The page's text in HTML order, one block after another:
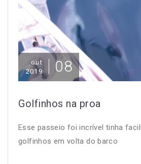
out
2019
08
Golfinhos na proa
Esse passeio foi incrível tinha
golfinhos em volta do barco